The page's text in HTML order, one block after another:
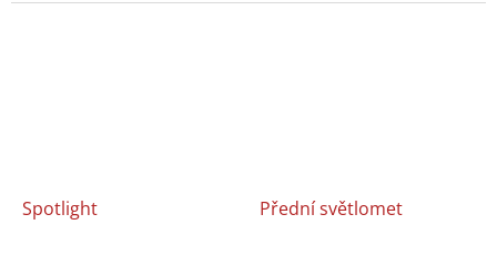
Spotlight Přední světlomet